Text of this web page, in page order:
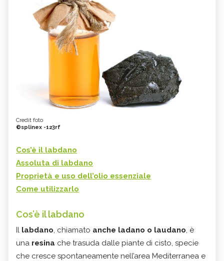
Credit foto
©splinex -123rf
Cos’è il labdano
Assoluta di labdano
Proprietà e uso dell’olio essenziale
Come utilizzarlo
Cos’è il labdano
Il labdano, chiamato anche ladano o laudano, è
una resina che trasuda dalle piante di cisto, specie
che cresce spontaneamente nell’area Mediterranea e